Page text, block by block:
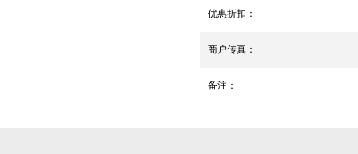
优惠折扣：
商户传真：
备注：